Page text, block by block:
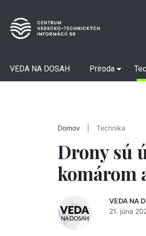
VEDA NA DOSAH Príroda
Domov Technika
Drony sú
komárom
VEDA NA
21. júna